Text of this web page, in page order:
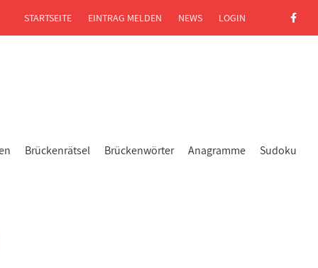
Brückenrätsel Brückenwörter Anagramme Sudoku
STARTSEITE EINTRAG MELDEN NEWS LOGIN